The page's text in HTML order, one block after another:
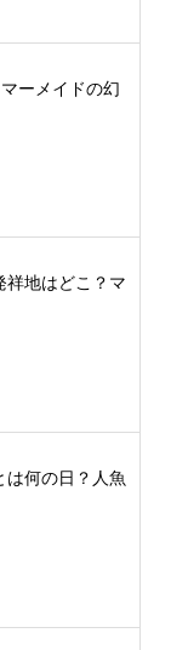
ーメイドの幻
祥地はどこ？マ
は何の日？人魚